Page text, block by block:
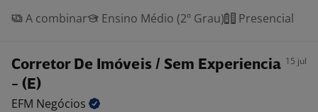
A combinar
Ensino Médio (2º Grau) Presencial
Corretor De Imóveis / Sem Experiencia
- (E)
15 jul
EFM Negócios